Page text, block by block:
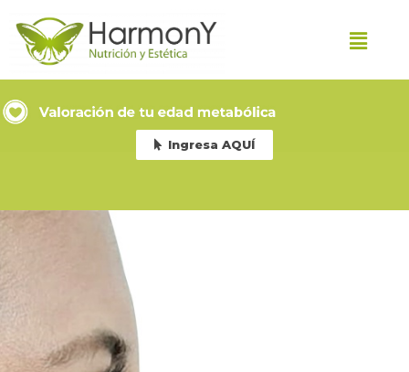
Ingresa AQUÍ